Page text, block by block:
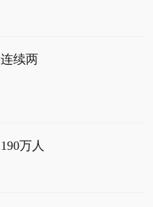
续两
万人